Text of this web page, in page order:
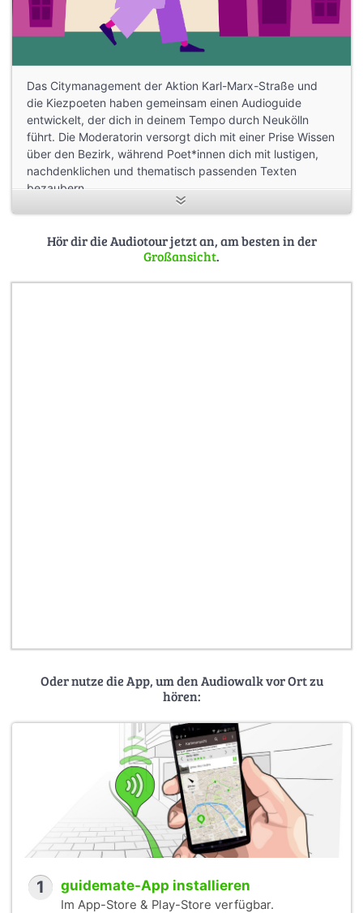
Das Citymanagement der Aktion Karl-Marx-Straße und
die Kiezpoeten haben gemeinsam einen Audioguide
entwickelt, der dich in deinem Tempo durch Neukölln
führt. Die Moderatorin versorgt dich mit einer Prise Wissen
über den Bezirk, während Poet*innen dich mit lustigen,
nachdenklichen und thematisch passenden Texten
bezaubern.
Unser, Veronika Rieger, Carl Yusuf Rieger, Aron Boks, Liuz
Hör dir die Audiotour jetzt an, am besten in der
Großansicht.
Oder nutze die App, um den Audiowalk vor Ort zu
hören:
1 guidemate-App installieren
Im App-Store & Play-Store verfügbar.